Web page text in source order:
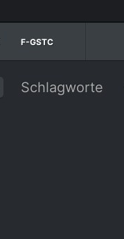
F-GSTC
Schlagworte